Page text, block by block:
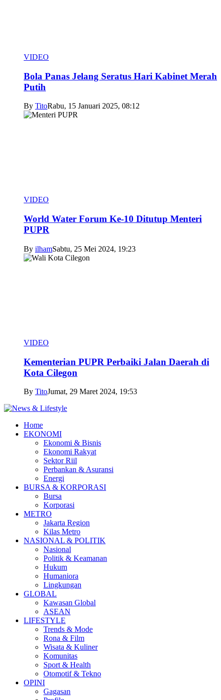
VIDEO
Bola Panas Jelang Seratus Hari Kabinet Merah
Putih
By TitoRabu, 15 Januari 2025, 08:12
VIDEO
World Water Forum Ke-10 Ditutup Menteri
PUPR
By ilhamSabtu, 25 Mei 2024, 19:23
VIDEO
Kementerian PUPR Perbaiki Jalan Daerah di
Kota Cilegon
By TitoJumat, 29 Maret 2024, 19:53
Home
EKONOMI
Ekonomi & Bisnis
Ekonomi Rakyat
Sektor Riil
Perbankan & Asuransi
Energi
BURSA & KORPORASI
Bursa
Korporasi
METRO
Jakarta Region
Kilas Metro
NASIONAL & POLITIK
Nasional
Politik & Keamanan
Hukum
Humaniora
Lingkungan
GLOBAL
Kawasan Global
ASEAN
LIFESTYLE
Trends & Mode
Rona & Film
Wisata & Kuliner
Komunitas
Sport & Health
Otomotif & Tekno
OPINI
Gagasan